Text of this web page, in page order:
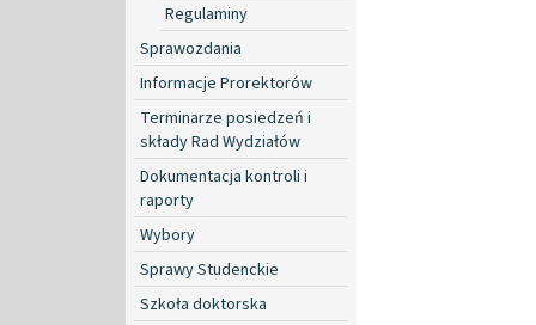
Regulaminy
Sprawozdania
Informacje Prorektorów
Terminarze posiedzeń i
składy Rad Wydziałów
Dokumentacja kontroli i
raporty
Wybory
Sprawy Studenckie
Szkoła doktorska